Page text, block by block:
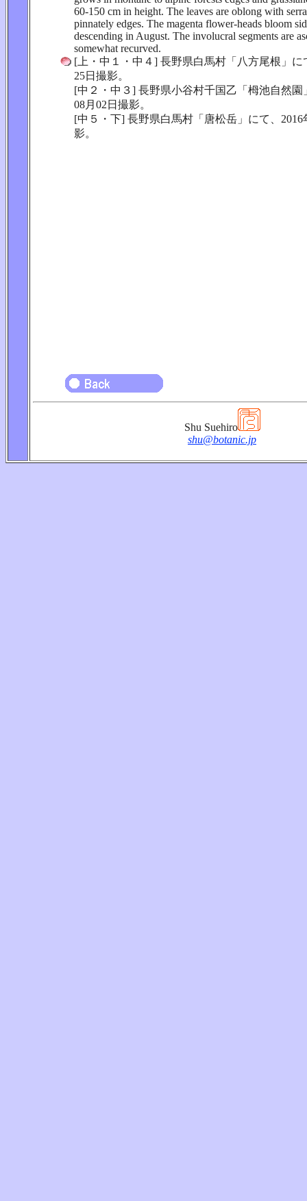
60-150 cm in height. The leaves are oblong with
pinnately edges. The magenta flower-heads bloom
descending in August. The involucral segments are
somewhat recurved.
[上・中１・中４] 長野県白馬村「八方尾根」に
25日撮影。
[中２・中３] 長野県小谷村千国乙「栂池自然園
08月02日撮影。
[中５・下] 長野県白馬村「唐松岳」にて、2016
影。
Shu Suehiro
shu@botanic.jp